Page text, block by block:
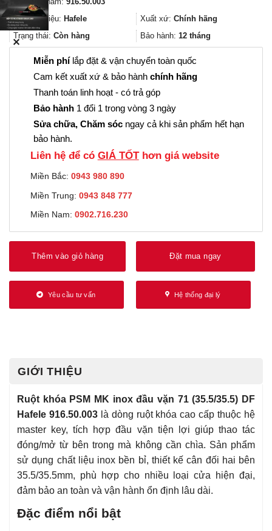
3.117.000₫.là:
2.337.000₫.
Thương hiệu: Hafele Xuất xứ: Chính hãng
Trạng thái: Còn hàng Bảo hành: 12 tháng
Miễn phílắp đặt & vận chuyển toàn quốc
Cam kết xuất xứ & bảo hành chính hãng
Thanh toán linh hoạt - có trả góp
Bảo hành 1 đổi 1 trong vòng 3 ngày
Sửa chữa, Chăm sóc ngay cả khi sản phẩm hết hạn
bảo hành.
Liên hệ để có GIÁ TỐThơn giá website
Miền Bắc: 0943 980 890
Miền Trung: 0943 848 777
Miền Nam: 0902.716.230
Thêm vào giỏ hàng Đặt mua ngay
Yêu cầu tư vấn Hệ thống đại lý
GIỚI THIỆU
Ruột khóa PSM MK inox đầu vặn 71 (35.5/35.5) DF
Hafele 916.50.003là dòng ruột khóa cao cấp thuộc hệ
master key, tích hợp đầu vặn tiện lợi giúp thao tác
đóng/mở từ bên trong mà không cần chìa. Sản phẩm
sử dụng chất liệu inox bền bỉ, thiết kế cân đối hai bên
35.5/35.5mm, phù hợp cho nhiều loại cửa hiện đại,
đảm bảo an toàn và vận hành ổn định lâu dài.
Đặc điểm nổi bật
✕